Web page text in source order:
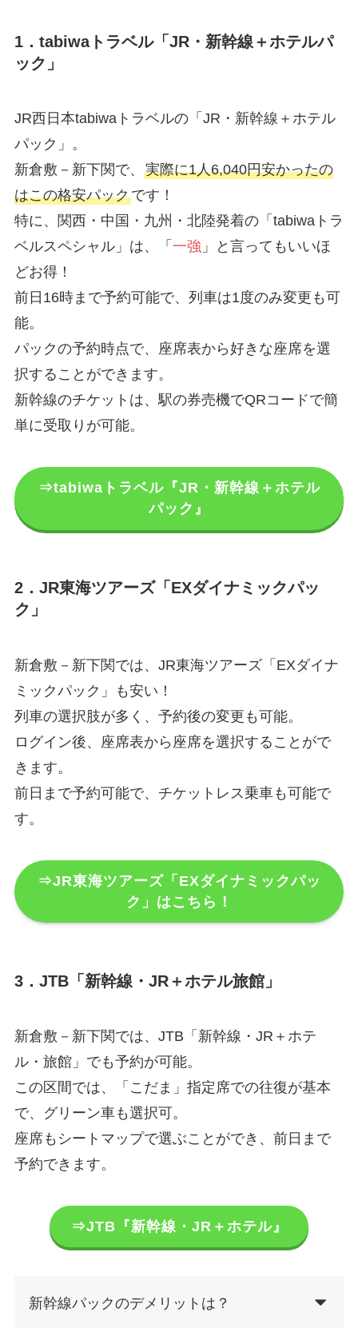
1．tabiwaトラベル「JR・新幹線＋ホテルパ
ック」
JR西日本tabiwaトラベルの「JR・新幹線＋ホテル
パック」。
新倉敷－新下関で、 実際に1人6,040円安かったの
はこの格安パックです！
特に、関西・中国・九州・北陸発着の「tabiwaトラ
ベルスペシャル」は、「 一強 」と言ってもいいほ
どお得！
前日16時まで予約可能で、列車は1度のみ変更も可
能。
パックの予約時点で、座席表から好きな座席を選
択することができます。
新幹線のチケットは、駅の券売機でQRコードで簡
単に受取りが可能。
⇒tabiwaトラベル『JR・新幹線＋ホテル
パック』
2．JR東海ツアーズ「EXダイナミックパッ
ク」
新倉敷－新下関では、JR東海ツアーズ「EXダイナ
ミックパック」も安い！
列車の選択肢が多く、予約後の変更も可能。
ログイン後、座席表から座席を選択することがで
きます。
前日まで予約可能で、チケットレス乗車も可能で
す。
⇒JR東海ツアーズ「EXダイナミックパッ
ク」はこちら！
3．JTB「新幹線・JR＋ホテル旅館」
新倉敷－新下関では、JTB「新幹線・JR＋ホテ
ル・旅館」でも予約が可能。
この区間では、「こだま」指定席での往復が基本
で、グリーン車も選択可。
座席もシートマップで選ぶことができ、前日まで
予約できます。
⇒JTB『新幹線・JR＋ホテル』
新幹線パックのデメリットは？